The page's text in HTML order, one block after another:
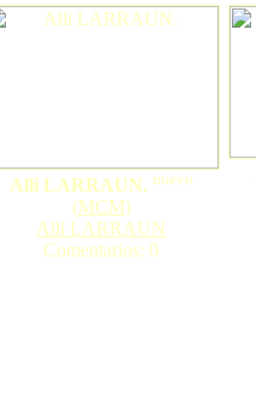
Alli LARRAUN. nuevo
(MCM)
Alli LARRAUN
Comentarios: 0